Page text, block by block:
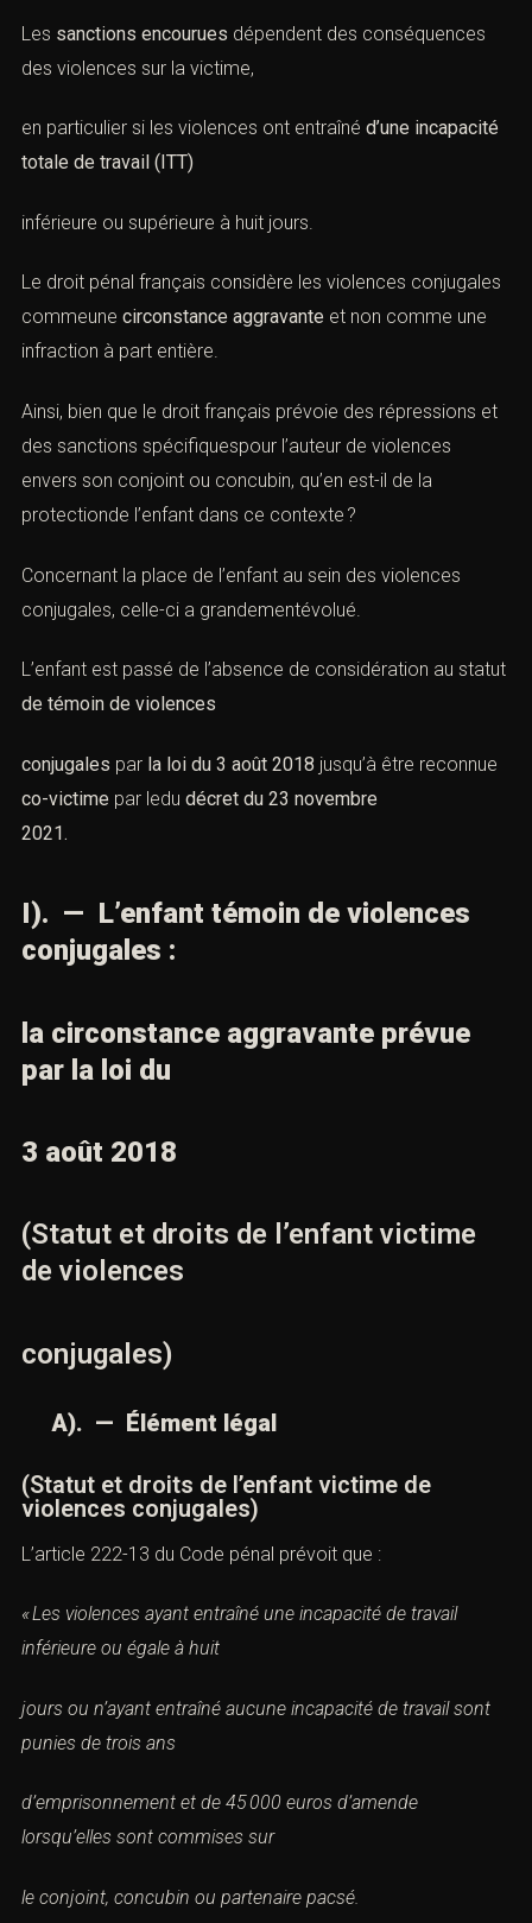
Les sanctions encourues dépendent des conséquences
des violences sur la victime,
en particulier si les violences ont entraîné d’une incapacité
totale de travail (ITT)
inférieure ou supérieure à huit jours.
Le droit pénal français considère les violences conjugales
commeune circonstance aggravante et non comme une
infraction à part entière.
Ainsi, bien que le droit français prévoie des répressions et
des sanctions spécifiquespour l’auteur de violences
envers son conjoint ou concubin, qu’en est-il de la
protectionde l’enfant dans ce contexte ?
Concernant la place de l’enfant au sein des violences
conjugales, celle-ci a grandementévolué.
L’enfant est passé de l’absence de considération au statut
de témoin de violences
conjugales par la loi du 3 août 2018 jusqu’à être reconnue
co-victime par ledu décret du 23 novembre
2021.
I). — L’enfant témoin de violences
conjugales :
la circonstance aggravante prévue
par la loi du
3 août 2018
(Statut et droits de l’enfant victime
de violences
conjugales)
A). — Élément légal
(Statut et droits de l’enfant victime de
violences conjugales)
L’article 222-13 du Code pénal prévoit que :
« Les violences ayant entraîné une incapacité de travail
inférieure ou égale à huit
jours ou n’ayant entraîné aucune incapacité de travail sont
punies de trois ans
d’emprisonnement et de 45 000 euros d’amende
lorsqu’elles sont commises sur
le conjoint, concubin ou partenaire pacsé.